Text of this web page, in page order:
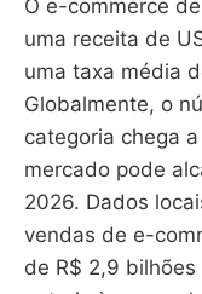
O e-commerce
uma receita de
uma taxa média
Globalmente, o
categoria chega
mercado pode
2026. Dados
vendas de e-
de R$ 2,9